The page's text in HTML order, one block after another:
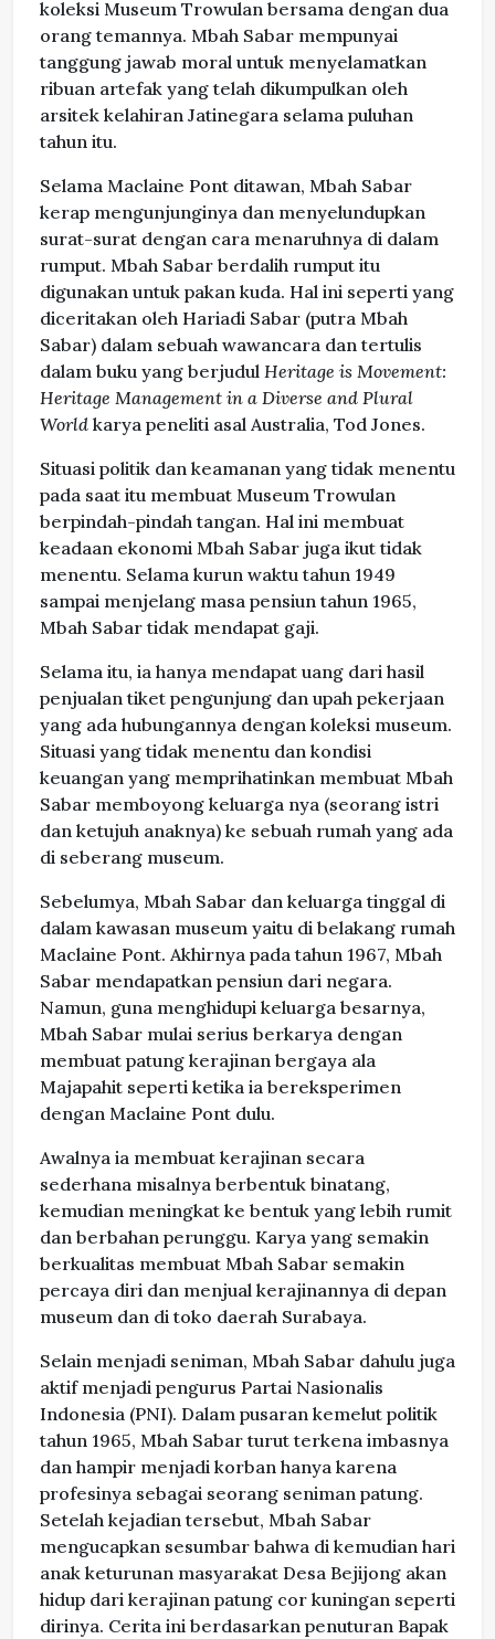
koleksi Museum Trowulan bersama dengan dua
orang temannya. Mbah Sabar mempunyai
tanggung jawab moral untuk menyelamatkan
ribuan artefak yang telah dikumpulkan oleh
arsitek kelahiran Jatinegara selama puluhan
tahun itu.
Selama Maclaine Pont ditawan, Mbah Sabar
kerap mengunjunginya dan menyelundupkan
surat-surat dengan cara menaruhnya di dalam
rumput. Mbah Sabar berdalih rumput itu
digunakan untuk pakan kuda. Hal ini seperti yang
diceritakan oleh Hariadi Sabar (putra Mbah
Sabar) dalam sebuah wawancara dan tertulis
dalam buku yang berjudul Heritage is Movement:
Heritage Management in a Diverse and Plural
World karya peneliti asal Australia, Tod Jones.
Situasi politik dan keamanan yang tidak menentu
pada saat itu membuat Museum Trowulan
berpindah-pindah tangan. Hal ini membuat
keadaan ekonomi Mbah Sabar juga ikut tidak
menentu. Selama kurun waktu tahun 1949
sampai menjelang masa pensiun tahun 1965,
Mbah Sabar tidak mendapat gaji.
Selama itu, ia hanya mendapat uang dari hasil
penjualan tiket pengunjung dan upah pekerjaan
yang ada hubungannya dengan koleksi museum.
Situasi yang tidak menentu dan kondisi
keuangan yang memprihatinkan membuat Mbah
Sabar memboyong keluarga nya (seorang istri
dan ketujuh anaknya) ke sebuah rumah yang ada
di seberang museum.
Sebelumya, Mbah Sabar dan keluarga tinggal di
dalam kawasan museum yaitu di belakang rumah
Maclaine Pont. Akhirnya pada tahun 1967, Mbah
Sabar mendapatkan pensiun dari negara.
Namun, guna menghidupi keluarga besarnya,
Mbah Sabar mulai serius berkarya dengan
membuat patung kerajinan bergaya ala
Majapahit seperti ketika ia bereksperimen
dengan Maclaine Pont dulu.
Awalnya ia membuat kerajinan secara
sederhana misalnya berbentuk binatang,
kemudian meningkat ke bentuk yang lebih rumit
dan berbahan perunggu. Karya yang semakin
berkualitas membuat Mbah Sabar semakin
percaya diri dan menjual kerajinannya di depan
museum dan di toko daerah Surabaya.
Selain menjadi seniman, Mbah Sabar dahulu juga
aktif menjadi pengurus Partai Nasionalis
Indonesia (PNI). Dalam pusaran kemelut politik
tahun 1965, Mbah Sabar turut terkena imbasnya
dan hampir menjadi korban hanya karena
profesinya sebagai seorang seniman patung.
Setelah kejadian tersebut, Mbah Sabar
mengucapkan sesumbar bahwa di kemudian hari
anak keturunan masyarakat Desa Bejijong akan
hidup dari kerajinan patung cor kuningan seperti
dirinya. Cerita ini berdasarkan penuturan Bapak